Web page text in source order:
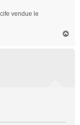
vendue le